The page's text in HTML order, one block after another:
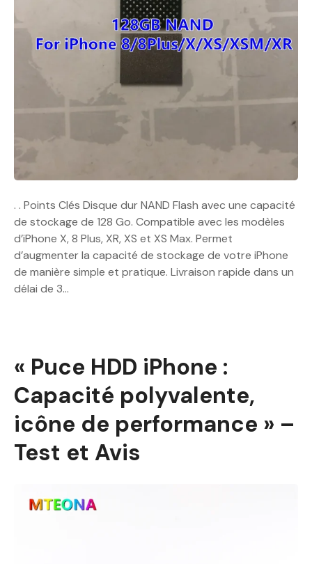
. . Points Clés Disque dur NAND Flash avec une capacité
de stockage de 128 Go. Compatible avec les modèles
d’iPhone X, 8 Plus, XR, XS et XS Max. Permet
d’augmenter la capacité de stockage de votre iPhone
de manière simple et pratique. Livraison rapide dans un
délai de 3…
« Puce HDD iPhone :
Capacité polyvalente,
icône de performance » –
Test et Avis